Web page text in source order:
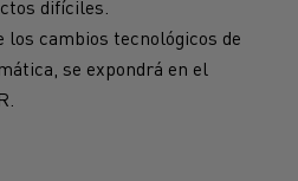
cambios tecnológicos de
se expondrá en el